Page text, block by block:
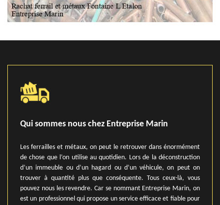
Qui sommes nous chez Entreprise Marin
Les ferrailles et métaux, on peut le retrouver dans énormément
de chose que l’on utilise au quotidien. Lors de la déconstruction
d’un immeuble ou d’un hagard ou d’un véhicule, on peut on
trouver à quantité plus que conséquente. Tous ceux-là, vous
pouvez nous les revendre. Car se nommant Entreprise Marin, on
est un professionnel qui propose un service efficace et fiable pour